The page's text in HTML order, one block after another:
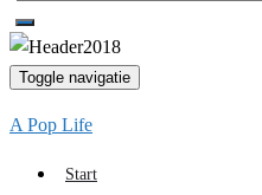
for:
Toggle navigatie
A Pop Life
Start